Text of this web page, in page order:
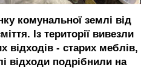
комунальної землі від
Із території вивезли
відходів - старих меблів,
відходи подрібнили на